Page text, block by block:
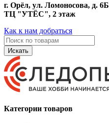
г. Орёл, ул. Ломоносова, д. 6Б
ТЦ "УТЁС", 2 этаж
Как к нам добраться
Искать
Категории товаров